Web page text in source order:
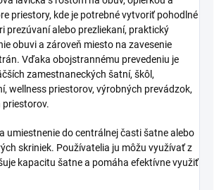
priestory, kde je potrebné vytvoriť pohodlné
prezúvaní alebo prezliekaní, praktický
obuvi a zároveň miesto na zavesenie
Vďaka obojstrannému prevedeniu je
zamestnaneckých šatní, škôl,
wellness priestorov, výrobných prevádzok,
priestorov.
umiestnenie do centrálnej časti šatne alebo
skriniek. Používatelia ju môžu využívať z
kapacitu šatne a pomáha efektívne využiť